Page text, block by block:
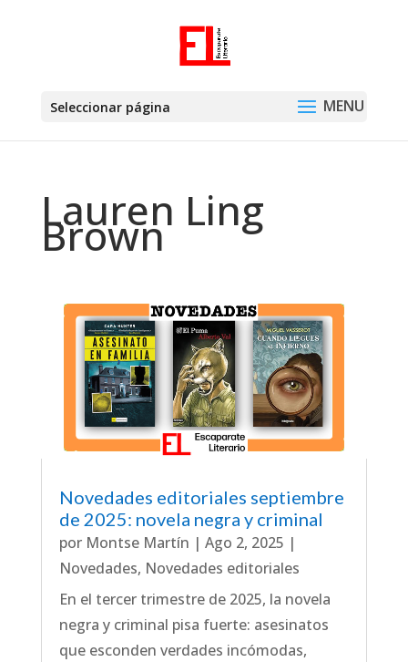
Seleccionar página
Lauren Ling
Brown
Novedades editoriales septiembre
de 2025: novela negra y criminal
por Montse Martín | Ago 2, 2025 |
Novedades, Novedades editoriales
En el tercer trimestre de 2025, la novela
negra y criminal pisa fuerte: asesinatos
que esconden verdades incómodas,